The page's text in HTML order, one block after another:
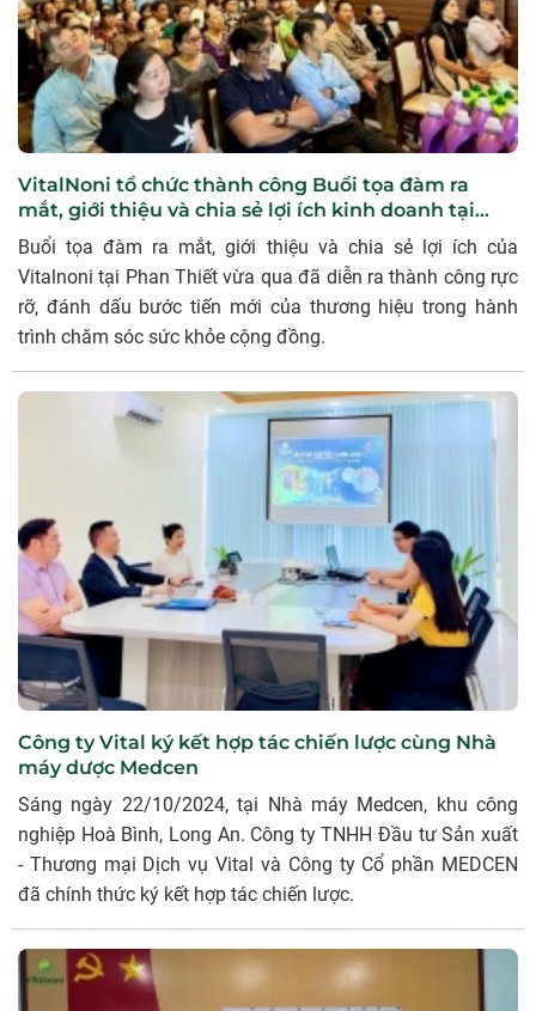
VitalNoni tổ chức thành công Buổi tọa đàm ra
mắt, giới thiệu và chia sẻ lợi ích kinh doanh tại
Phan Thiết
Buổi tọa đàm ra mắt, giới thiệu và chia sẻ lợi ích của
Vitalnoni tại Phan Thiết vừa qua đã diễn ra thành công rực
rỡ, đánh dấu bước tiến mới của thương hiệu trong hành
trình chăm sóc sức khỏe cộng đồng.
Công ty Vital ký kết hợp tác chiến lược cùng Nhà
máy dược Medcen
Sáng ngày 22/10/2024, tại Nhà máy Medcen, khu công
nghiệp Hoà Bình, Long An. Công ty TNHH Đầu tư Sản xuất
- Thương mại Dịch vụ Vital và Công ty Cổ phần MEDCEN
đã chính thức ký kết hợp tác chiến lược.